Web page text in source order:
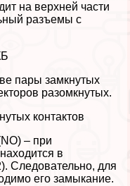
на верхней части
разъемы с
пары замкнутых
разомкнутых.
контактов
– при
в
Следовательно, для
его замыкание.